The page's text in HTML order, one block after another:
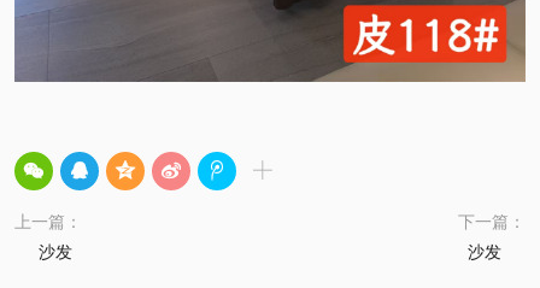
上一篇：
沙发
下一篇：
沙发